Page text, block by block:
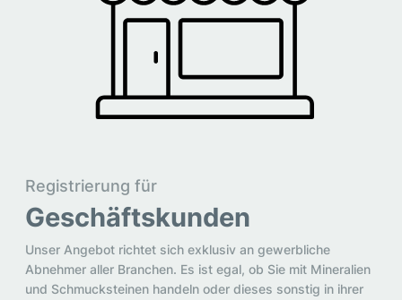
Registrierung für
Geschäftskunden
Unser Angebot richtet sich exklusiv an gewerbliche
Abnehmer aller Branchen. Es ist egal, ob Sie mit Mineralien
und Schmucksteinen handeln oder dieses sonstig in ihrer